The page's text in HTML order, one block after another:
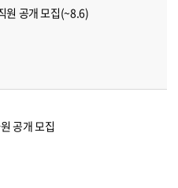
원 공개 모집(~8.6)
공개 모집